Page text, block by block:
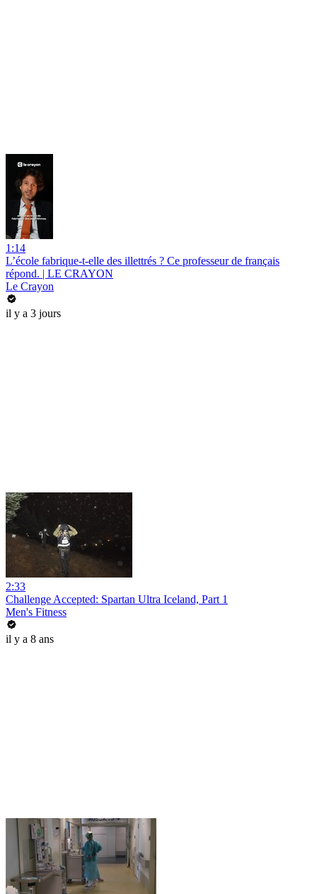
1:14
L’école fabrique-t-elle des illettrés ? Ce professeur de français
répond. | LE CRAYON
Le Crayon
il y a 3 jours
2:33
Challenge Accepted: Spartan Ultra Iceland, Part 1
Men's Fitness
il y a 8 ans